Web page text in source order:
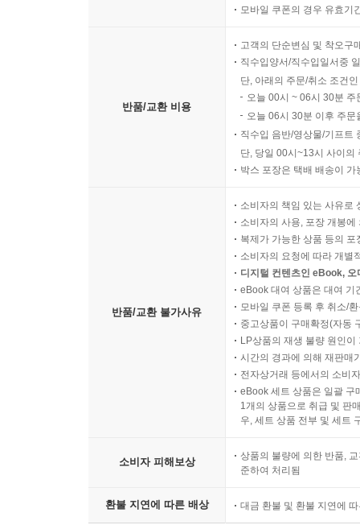
모바일 쿠폰의 경우 유효기
반품/교환 비용
고객의 단순변심 및 착오구
직수입양서/직수입일서중
단, 아래의 주문/취소 조건
오늘 00시 ~ 06시 30분
오늘 06시 30분 이후 주
직수입 음반/영상물/기프트
단, 당일 00시~13시 사이의
박스 포장은 택배 배송이
반품/교환 불가사유
소비자의 책임 있는 사유로
소비자의 사용, 포장 개봉
복제가 가능한 상품 등의
소비자의 요청에 따라 개별
디지털 컨텐츠인 eBook,
eBook 대여 상품은 대여 기
모바일 쿠폰 등록 후 취소/
중고상품이 구매확정(자동
LP상품의 재생 불량 원인
시간의 경과에 의해 재판매
전자상거래 등에서의 소비
eBook 세트 상품은 일괄 구
1개의 상품으로 취급 및 판
우, 세트 상품 전부 및 세트
소비자 피해보상
상품의 불량에 의한 반품,
준하여 처리됨
환불 지연에 따른 배상 대금 환불 및 환불 지연에